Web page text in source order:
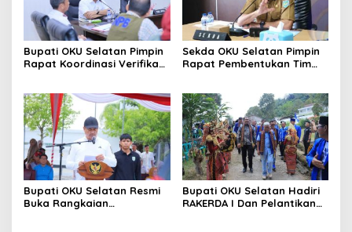
Bupati OKU Selatan Pimpin
Rapat Koordinasi Verifikasi
Pascabencana Bersama
BNPB
Sekda OKU Selatan Pimpin
Rapat Pembentukan Tim
Penanganan Anak Tidak
Sekolah
Bupati OKU Selatan Resmi
Buka Rangkaian
Bupati OKU Selatan Hadiri
RAKERDA I Dan Pelantikan